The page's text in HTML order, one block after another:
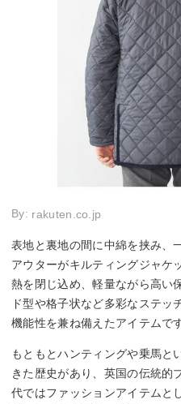
By: rakuten.co.jp
表地と裏地の間に中綿を挟み、
アウターがキルティングジャケ
熱を閉じ込め、軽量ながら高い
ド型や格子状など多彩なステッ
機能性を兼ね備えたアイテムです
もともとハンティングや乗馬と
きた歴史があり、英国の伝統的
代ではファッションアイテムと